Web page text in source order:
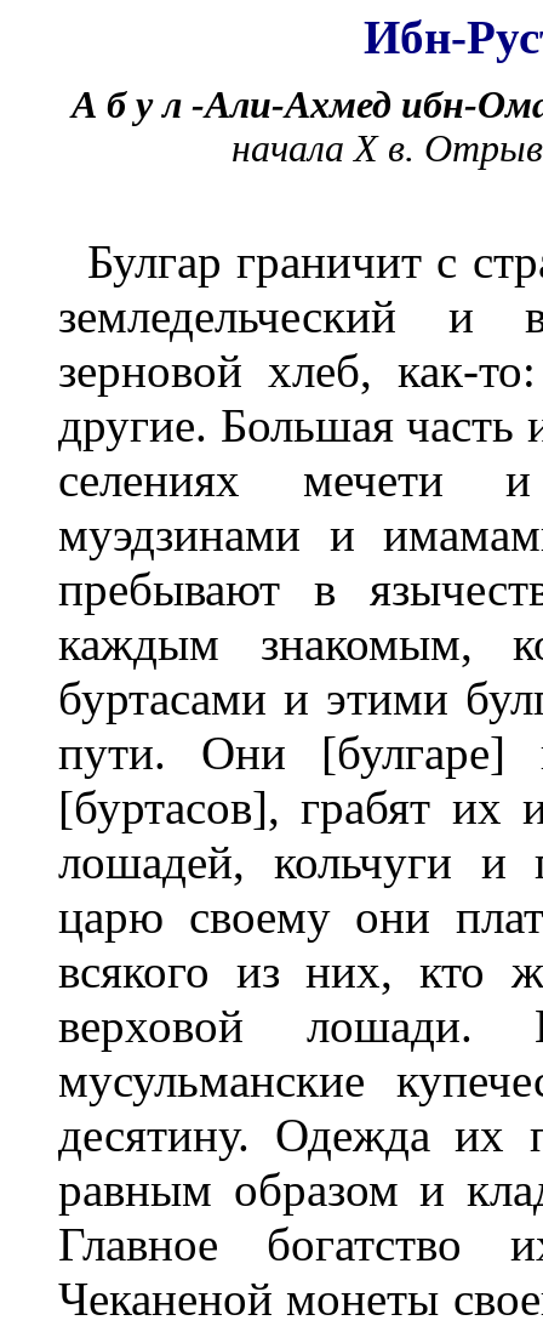
Ибн-
А б у л -Али-Ахмед ибн-
начала X в.
Булгар граничит с
земледельческий и
зерновой хлеб, как-
другие. Большая часть
селениях мечети
муэдзинами и
пребывают в
каждым знакомым,
буртасами и этими
пути. Они [булгаре]
[буртасов], грабят
лошадей, кольчуги и
царю своему они
всякого из них, кто
верховой
мусульманские
десятину. Одежда их
равным образом и
Главное богатство
Чеканеной монеты